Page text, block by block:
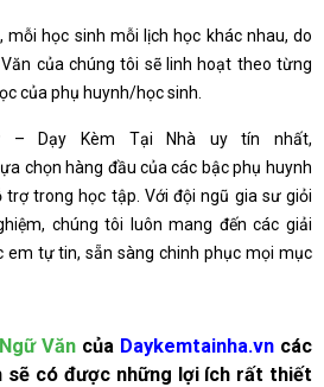
mỗi học sinh mỗi lịch học khác nhau, do
của chúng tôi sẽ linh hoạt theo từng
của phụ huynh/học sinh.
– Dạy Kèm Tại Nhà uy tín nhất,
chọn hàng đầu của các bậc phụ huynh
trợ trong học tập. Với đội ngũ gia sư giỏi
chúng tôi luôn mang đến các giải
em tự tin, sẵn sàng chinh phục mọi mục
Văn của Daykemtainha.vn các
sẽ có được những lợi ích rất thiết